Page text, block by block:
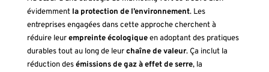
évidemment la protection de l’environnement. Les
entreprises engagées dans cette approche cherchent à
réduire leurempreinte écologiqueen adoptant des pratiques
durables tout au long de leurchaîne de valeur. Ça inclut la
réduction desémissions de gaz à effet de serre, la